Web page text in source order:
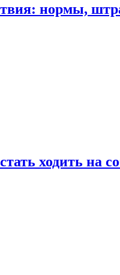
нормы,
ходить на